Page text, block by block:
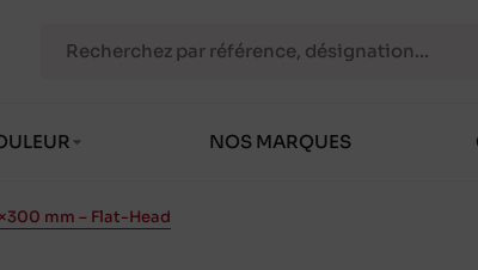
NOS MARQUES
mm – Flat-Head